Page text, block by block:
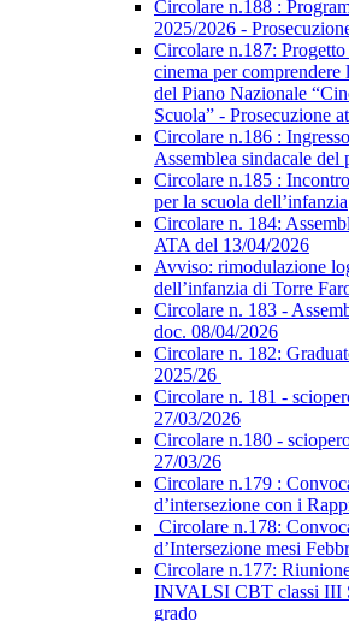
Circolare n.188 :
2025/2026 -
Circolare n.187:
cinema per comprendere
del Piano Nazionale
Scuola” - Prosecuzione
Circolare n.186 :
Assemblea sindacale del
Circolare n.185 :
per la scuola dell’infanzia
Circolare n. 184:
ATA del 13/04/2026
Avviso: rimodulazione
dell’infanzia di Torre
Circolare n. 183 -
doc. 08/04/2026
Circolare n. 182:
2025/26
Circolare n. 181 -
27/03/2026
Circolare n.180 -
27/03/26
Circolare n.179 :
d’intersezione con i
Circolare n.178:
d’Intersezione mesi
Circolare n.177:
INVALSI CBT classi III
grado